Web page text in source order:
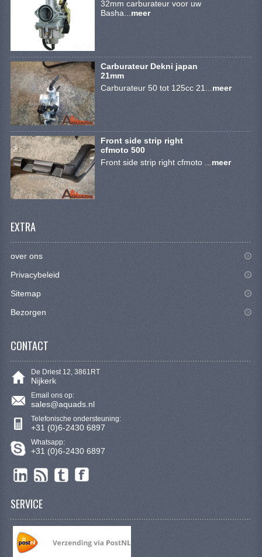
ACCESSOIRES
ELECTRONICA
KABELS
MOTOR ONDERDELEN
REM SYSTEEM
ACCESSOIRES
BODY KAPPEN EN FRAME
GEREEDSCHAP
KABELS
32mm carburateur voor uw
Basha... meer
Carburateur Dekni japan
21mm
Carburateur 50 tot 125cc 21...meer
Front side strip right
cfmoto 500
Front side strip right cfmoto ... meer
EXTRA
over ons
Privacybeleid
Sitemap
Bezorgen
CONTACT
De Driest 12, 3861RT
Nijkerk
Email ons op:
sales@aquads.nl
Telefonische ondersteuning:
+31 (0)6-2430 6897
Whatsapp:
+31 (0)6-2430 6897
SERVICE